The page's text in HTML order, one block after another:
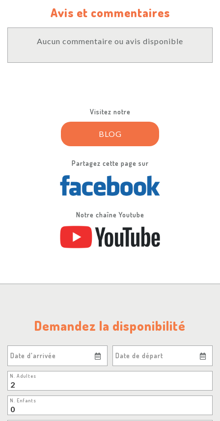
Avis et commentaires
Aucun commentaire ou avis disponible
Visitez notre
BLOG
Partagez cette page sur
Notre chaîne Youtube
Demandez la disponibilité
Date d'arrivée Date de départ
N. Adultes
N. Enfants